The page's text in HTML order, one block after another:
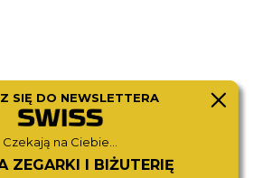
SIĘ DO NEWSLETTERA
Czekają na Ciebie...
ZEGARKI I BIŻUTERIĘ